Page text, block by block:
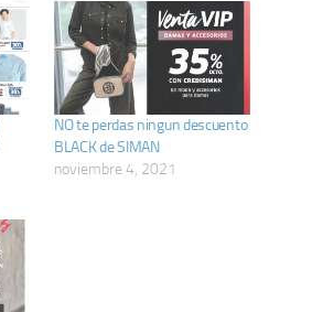
NO te perdas ningun descuento
BLACK de SIMAN
noviembre 4, 2021